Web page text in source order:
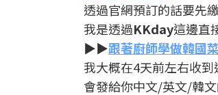
透過官網預訂的話要先
我是透過KKday這邊直
▶▶跟著廚師學做韓國菜
我大概在4天前左右收
會發給你中文/英文/韓